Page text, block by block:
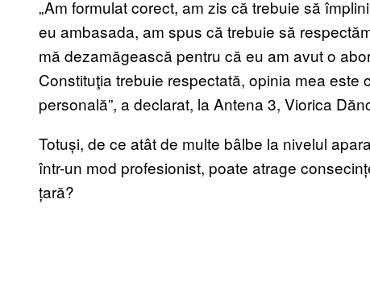
„Am formulat corect, am zis că trebuie să
eu ambasada, am spus că trebuie să
mă dezamăgească pentru că eu am avut o
Constituţia trebuie respectată, opinia mea
personală”, a declarat, la Antena 3, Viorica
Totuși, de ce atât de multe bâlbe la nivelul
într-un mod profesionist, poate atrage
țară?